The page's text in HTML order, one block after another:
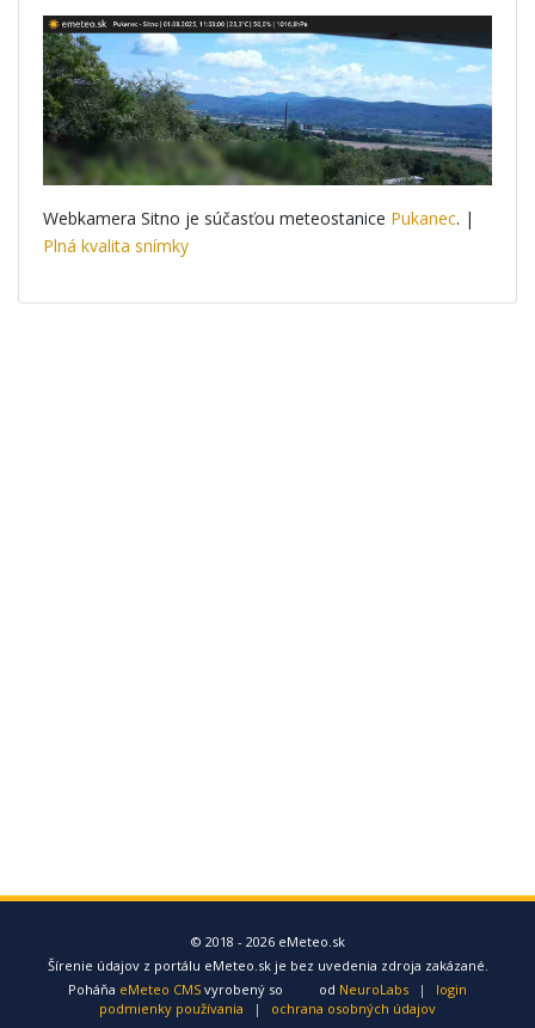
Webkamera Sitno je súčasťou meteostanice Pukanec. |
Plná kvalita snímky
© 2018 - 2026 eMeteo.sk
Šírenie údajov z portálu eMeteo.sk je bez uvedenia zdroja zakázané.
Poháňa eMeteo CMS vyrobený so od NeuroLabs |
login
podmienky používania
| ochrana osobných údajov